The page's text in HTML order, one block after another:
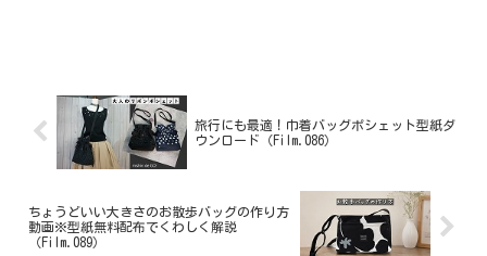
旅行にも最適！巾着バッグポシェット型紙ダ
ウンロード（Film.086）
ちょうどいい大きさのお散歩バッグの作り方
動画※型紙無料配布でくわしく解説
（Film.089）